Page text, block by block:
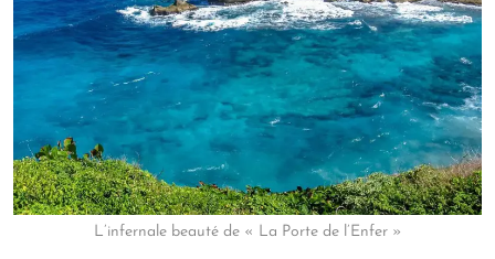
L’infernale beauté de « La Porte de l’Enfer »